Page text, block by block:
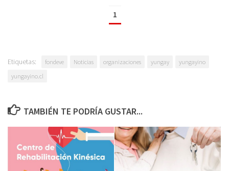
1
Etiquetas: fondeve Noticias organizaciones yungay
yungayino
yungayino.cl
TAMBIÉN TE PODRÍA GUSTAR...